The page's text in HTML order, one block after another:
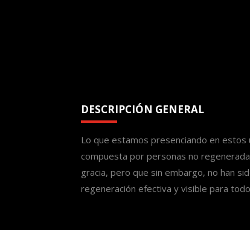
DESCRIPCIÓN GENERAL
Lo que estamos presenciando en estos
compuesta por personas no
gracia, pero que sin embargo, no han
regeneración efectiva y visible para